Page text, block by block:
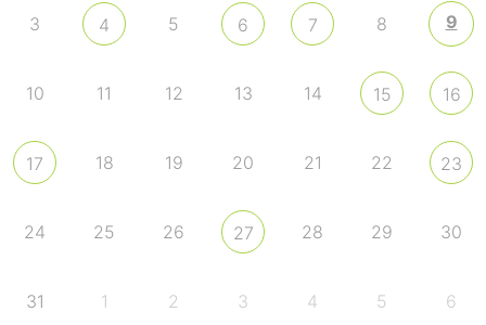
3 4 5 6 7 8 9
10 11 12 13 14 15 16
17 18 19 20 21 22 23
24 25 26 27 28 29 30
31 1 2 3 4 5 6